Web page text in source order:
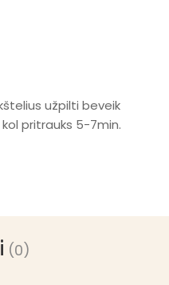
užpilti beveik
pritrauks 5-7min.
(0)